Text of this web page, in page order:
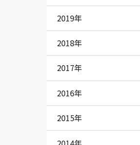
2019年
2018年
2017年
2016年
2015年